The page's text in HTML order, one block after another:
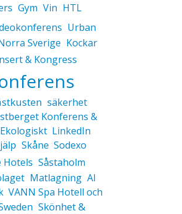
Gym Vin HTL
Urban
Sverige Kockar
& Kongress
säkerhet
Konferens &
Ekologiskt LinkedIn
Skåne Sodexo
Hotels Såstaholm
Matlagning AI
VANN Spa Hotell och
Skönhet &